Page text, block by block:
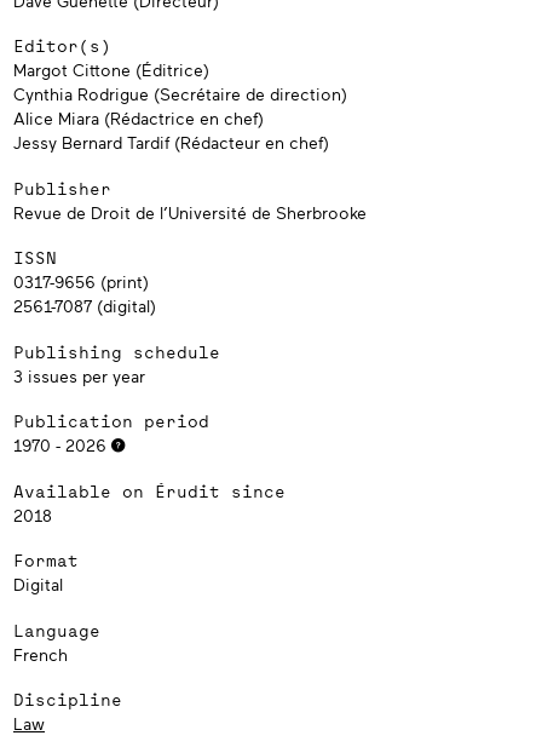
Editor(s)
Margot Cittone (Éditrice)
Cynthia Rodrigue (Secrétaire de direction)
Alice Miara (Rédactrice en chef)
Jessy Bernard Tardif (Rédacteur en chef)
Publisher
Revue de Droit de l’Université de Sherbrooke
ISSN
0317-9656 (print)
2561-7087 (digital)
Publishing schedule
3 issues per year
Publication period
1970 - 2026
Available on Érudit since
2018
Format
Digital
Language
French
Discipline
Law